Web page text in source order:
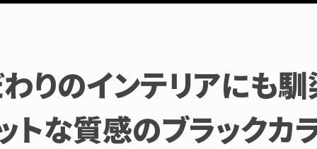
りのインテリアにも
トな質感のブラックカ